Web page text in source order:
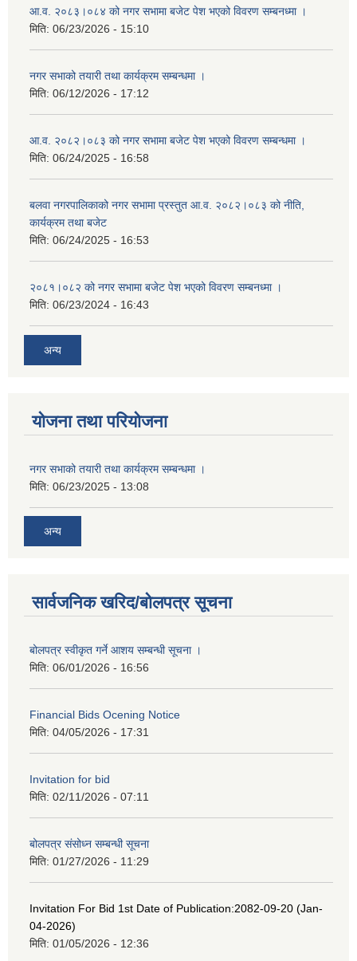
आ.व. २०८३।०८४ को नगर सभामा बजेट पेश भएको विवरण सम्बनध्मा ।
मिति: 06/23/2026 - 15:10
नगर सभाको तयारी तथा कार्यक्रम सम्बन्धमा ।
मिति: 06/12/2026 - 17:12
आ.व. २०८२।०८३ को नगर सभामा बजेट पेश भएको विवरण सम्बन्धमा ।
मिति: 06/24/2025 - 16:58
बलवा नगरपालिकाको नगर सभामा प्रस्तुत आ.व. २०८२।०८३ को नीति,
कार्यक्रम तथा बजेट
मिति: 06/24/2025 - 16:53
२०८१।०८२ को नगर सभामा बजेट पेश भएको विवरण सम्बनध्मा ।
मिति: 06/23/2024 - 16:43
अन्य
योजना तथा परियोजना
नगर सभाको तयारी तथा कार्यक्रम सम्बन्धमा ।
मिति: 06/23/2025 - 13:08
अन्य
सार्वजनिक खरिद/बोलपत्र सूचना
बोलपत्र स्वीकृत गर्ने आशय सम्बन्धी सूचना ।
मिति: 06/01/2026 - 16:56
Financial Bids Ocening Notice
मिति: 04/05/2026 - 17:31
Invitation for bid
मिति: 02/11/2026 - 07:11
बोलपत्र संसोध्न सम्बन्धी सूचना
मिति: 01/27/2026 - 11:29
Invitation For Bid 1st Date of Publication:2082-09-20 (Jan-
04-2026)
मिति: 01/05/2026 - 12:36